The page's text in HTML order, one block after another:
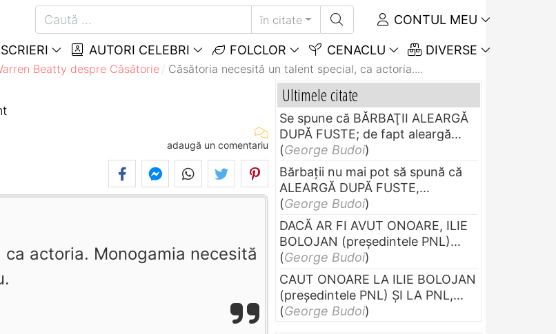
în citate CONTUL MEU
SCRIERI AUTORI CELEBRI FOLCLOR CENACLU DIVERSE
Beatty despre Căsătorie Căsătoria necesită un talent special, ca actoria....
adaugă un comentariu
actoria. Monogamia necesită
Ultimele citate
Se spune că BĂRBAŢII ALEARGĂ
DUPĂ FUSTE; de fapt aleargă...
(George Budoi)
Bărbaţii nu mai pot să spună că
ALEARGĂ DUPĂ FUSTE,...
(George Budoi)
DACĂ AR FI AVUT ONOARE, ILIE
BOLOJAN (preşedintele PNL)...
(George Budoi)
CAUT ONOARE LA ILIE BOLOJAN
(preşedintele PNL) ŞI LA PNL,...
(George Budoi)